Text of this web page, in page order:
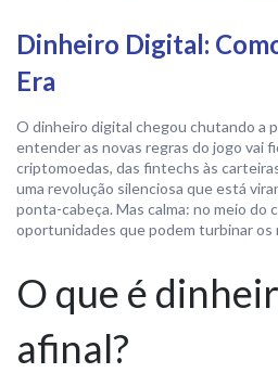
Dinheiro Digital:
Era
O dinheiro digital chegou chutando a
entender as novas regras do jogo vai
criptomoedas, das fintechs às
uma revolução silenciosa que está
ponta-cabeça. Mas calma: no meio do
oportunidades que podem turbinar os
O que é
afinal?